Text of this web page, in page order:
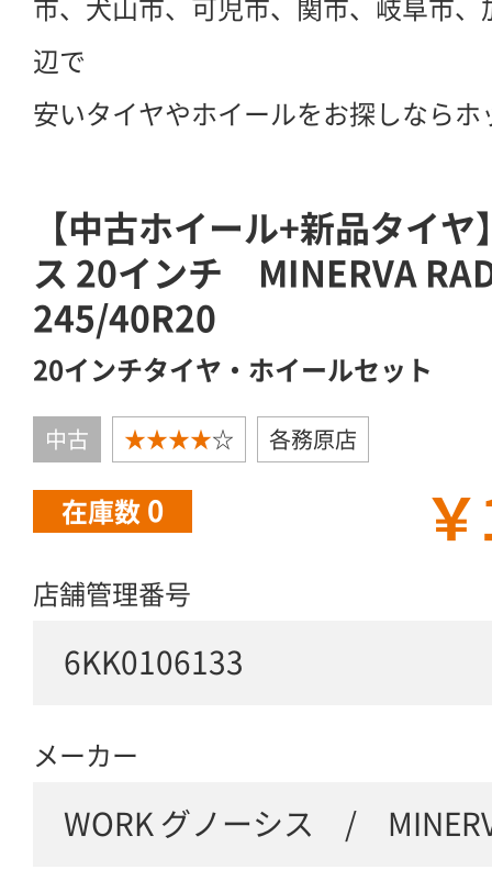
市、犬山市、可児市、関市、岐阜市
辺で
安いタイヤやホイールをお探しなら
【中古ホイール+新品タイ
ス 20インチ MINERVA
245/40R20
20インチタイヤ・ホイールセット
中古 ★★★★☆ 各務原店
在庫数 0
店舗管理番号
6KK0106133
メーカー
WORK グノーシス /